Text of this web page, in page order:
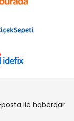
ile haberdar